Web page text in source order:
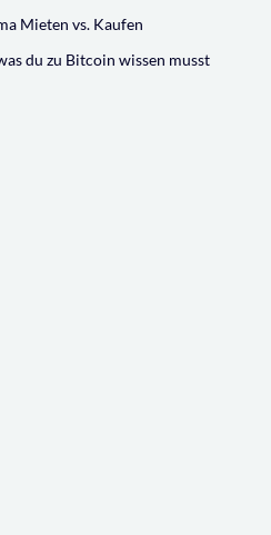
Mieten vs. Kaufen
du zu Bitcoin wissen musst